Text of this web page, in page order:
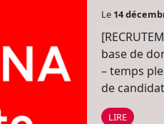
Le 14
base de
– temps
de
LIRE